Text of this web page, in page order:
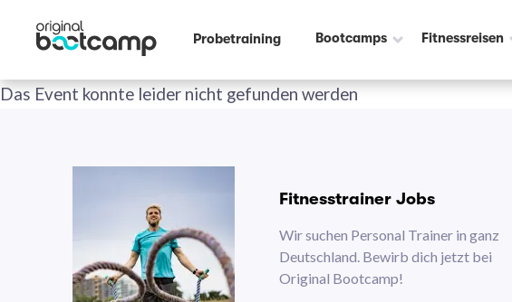
Probetraining Bootcamps Fitnessreisen
Das Event konnte leider nicht gefunden werden
Fitnesstrainer Jobs
Wir suchen Personal Trainer in ganz
Deutschland. Bewirb dich jetzt bei
Original Bootcamp!